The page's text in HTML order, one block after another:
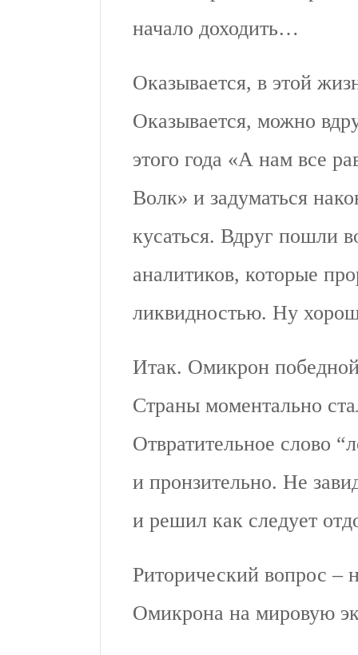
начало доходить…
Оказывается, в этой
Оказывается, можно
этого года «А нам все
Волк» и задуматься
кусаться. Вдруг пошли
аналитиков, которые
ликвидностью. Ну
Итак. Омикрон
Страны моментально
Отвратительное слово
и пронзительно. Не
и решил как следует
Риторический вопрос –
Омикрона на мировую